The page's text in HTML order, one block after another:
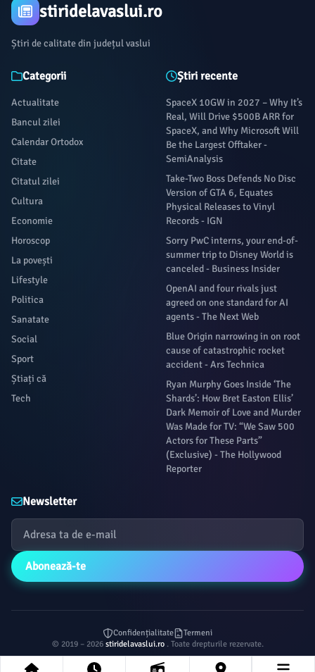
stiridelavaslui.ro
Știri de calitate din județul vaslui
Categorii
Actualitate
Bancul zilei
Calendar Ortodox
Citate
Citatul zilei
Cultura
Economie
Horoscop
La povești
Lifestyle
Politica
Sanatate
Social
Sport
Știați că
Tech
Știri recente
SpaceX 10GW in 2027 – Why It’s
Real, Will Drive $500B ARR for
SpaceX, and Why Microsoft Will
Be the Largest Offtaker -
SemiAnalysis
Take-Two Boss Defends No Disc
Version of GTA 6, Equates
Physical Releases to Vinyl
Records - IGN
Sorry PwC interns, your end-of-
summer trip to Disney World is
canceled - Business Insider
OpenAI and four rivals just
agreed on one standard for AI
agents - The Next Web
Blue Origin narrowing in on root
cause of catastrophic rocket
accident - Ars Technica
Ryan Murphy Goes Inside ‘The
Shards’: How Bret Easton Ellis’
Dark Memoir of Love and Murder
Was Made for TV: “We Saw 500
Actors for These Parts”
(Exclusive) - The Hollywood
Reporter
Newsletter
Abonează-te
Confidențialitate
Termeni
© 2019 – 2026 stiridelavaslui.ro . Toate drepturile rezervate.